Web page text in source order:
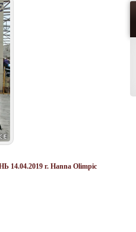
г. Hanna Olimpic